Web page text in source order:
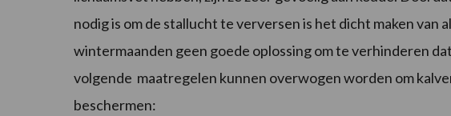
nodig is om de stallucht te verversen is het dicht maken van
wintermaanden geen goede oplossing om te verhinderen
volgende maatregelen kunnen overwogen worden om
beschermen: